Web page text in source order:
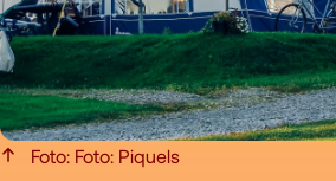
Foto: Foto: Piquels